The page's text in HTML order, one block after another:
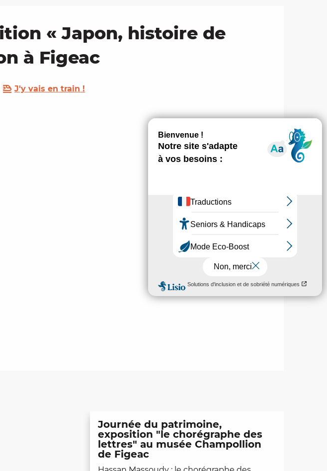
« Japon, histoire de
à Figeac
J'y vais en train !
Journée du patrimoine,
exposition "le chorégraphe des
lettres" au musée Champollion
de Figeac